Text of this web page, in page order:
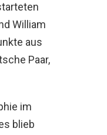
William
aus
Paar,
im
blieb